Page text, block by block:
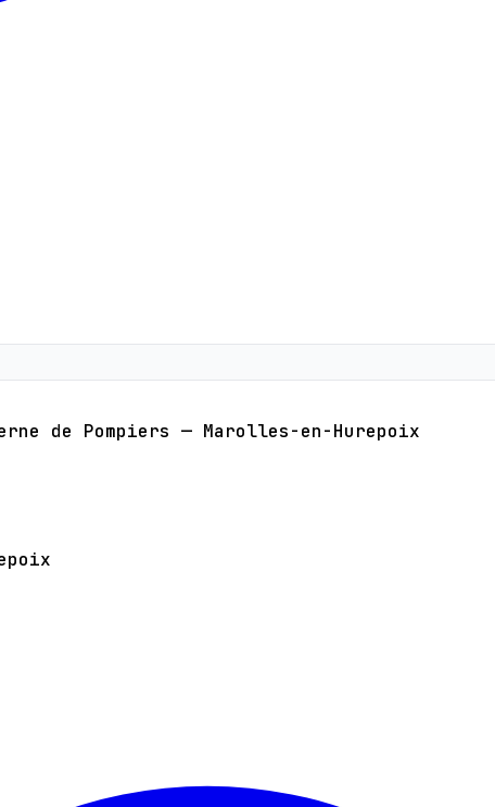
de Pompiers — Marolles-en-Hurepoix